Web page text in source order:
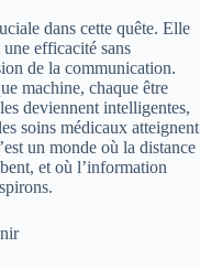
dans cette quête. Elle
efficacité sans
de la communication.
machine, chaque être
deviennent intelligentes,
soins médicaux atteignent
un monde où la distance
et où l’information